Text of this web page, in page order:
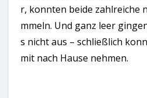
r, konnten beide zahlreiche
mmeln. Und ganz leer
s nicht aus – schließlich
mit nach Hause nehmen.